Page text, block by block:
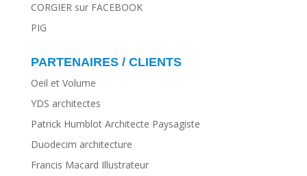
CORGIER sur FACEBOOK
PIG
PARTENAIRES / CLIENTS
Oeil et Volume
YDS architectes
Patrick Humblot Architecte Paysagiste
Duodecim architecture
Francis Macard Illustrateur